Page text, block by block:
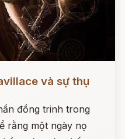
và sự thụ
đồng trinh trong
rằng một ngày nọ